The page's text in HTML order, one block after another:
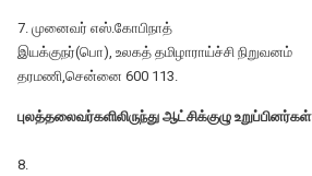
7. முனைவர் எஸ்.கோபிநாத்
இயக்குநர்(பொ), உலகத் தமிழாராய்ச்சி நிறுவனம்
தரமணி,சென்னை 600 113.
புலத்தலைவர்களிலிருந்து ஆட்சிக்குழு உறுப்பினர்கள்
8.